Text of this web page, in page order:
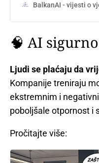
BalkanAI - vijesti o
🧠 AI
Ljudi se plaćaju da
Kompanije treniraju
ekstremnim i
poboljšale otpornost i
Pročitajte više: